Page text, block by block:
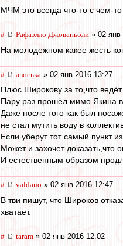
МЧМ это всегда что-то с чем-
# Рафаэлло Джованьоли » 02 янв
На молодежном какее жесть
# авоська » 02 янв 2016 13:27
Плюс Широкову за то,что
Пару раз прошёл мимо Якина
Даже после того как был
не стал мутить воду в
Если уберут тот самый пункт
Может и захочет доказать,что
И естественным образом
# valdano » 02 янв 2016 12:47
В тви пишут, что Широков
хватает.
# taram » 02 янв 2016 12:02